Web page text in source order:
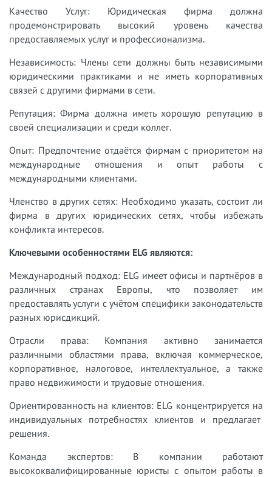
Качество Услуг: Юридическая фирма должна
продемонстрировать высокий уровень качества
предоставляемых услуг и профессионализма.
Независимость: Члены сети должны быть независимыми
юридическими практиками и не иметь корпоративных
связей с другими фирмами в сети.
Репутация: Фирма должна иметь хорошую репутацию в
своей специализации и среди коллег.
Опыт: Предпочтение отдаётся фирмам с приоритетом на
международные отношения и опыт работы с
международными клиентами.
Членство в других сетях: Необходимо указать, состоит ли
фирма в других юридических сетях, чтобы избежать
конфликта интересов.
Ключевыми особенностями ELG являются:
Международный подход: ELG имеет офисы и партнёров в
различных странах Европы, что позволяет им
предоставлять услуги с учётом специфики законодательств
разных юрисдикций.
Отрасли права: Компания активно занимается
различными областями права, включая коммерческое,
корпоративное, налоговое, интеллектуальное, а также
право недвижимости и трудовые отношения.
Ориентированность на клиентов: ELG концентрируется на
индивидуальных потребностях клиентов и предлагает
решения.
Команда экспертов: В компании работают
высококвалифицированные юристы с опытом работы в